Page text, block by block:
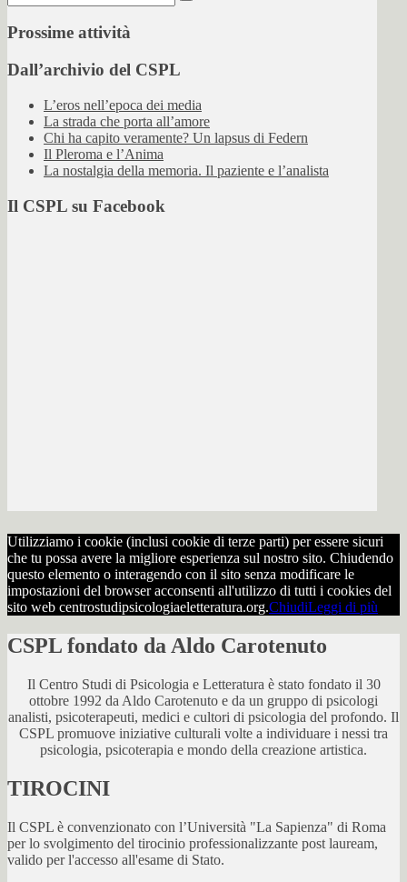
Prossime attività
Dall’archivio del CSPL
L’eros nell’epoca dei media
La strada che porta all’amore
Chi ha capito veramente? Un lapsus di Federn
Il Pleroma e l’Anima
La nostalgia della memoria. Il paziente e l’analista
Il CSPL su Facebook
Utilizziamo i cookie (inclusi cookie di terze parti) per essere sicuri
che tu possa avere la migliore esperienza sul nostro sito. Chiudendo
questo elemento o interagendo con il sito senza modificare le
impostazioni del browser acconsenti all'utilizzo di tutti i cookies del
sito web centrostudipsicologiaeletteratura.org.ChiudiLeggi di più
CSPL fondato da Aldo Carotenuto
Il Centro Studi di Psicologia e Letteratura è stato fondato il 30
ottobre 1992 da Aldo Carotenuto e da un gruppo di psicologi
analisti, psicoterapeuti, medici e cultori di psicologia del profondo. Il
CSPL promuove iniziative culturali volte a individuare i nessi tra
psicologia, psicoterapia e mondo della creazione artistica.
TIROCINI
Il CSPL è convenzionato con l’Università "La Sapienza" di Roma
per lo svolgimento del tirocinio professionalizzante post lauream,
valido per l'accesso all'esame di Stato.